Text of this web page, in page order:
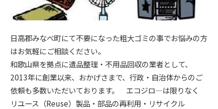
日高郡みなべ町にて不要になった粗大ゴミの事でお悩みの方
はお気軽にご相談ください。
和歌山県を拠点に遺品整理・不用品回収の業者として、
2013年に創業以来、おかげさまで、行政・自治体からのご
依頼も多数いただいております。 エコジロ―は限りなく
リユース（Reuse）製品・部品の再利用・リサイクル